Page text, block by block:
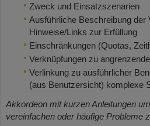
Zweck und Einsatzszenarien
Ausführliche Beschreibung der
Hinweise/Links zur Erfüllung
Einschränkungen (Quotas,
Verknüpfungen zu
Verlinkung zu ausführlicher
(aus Benutzersicht) komplexe
Akkordeon mit kurzen Anleitungen
vereinfachen oder häufige Probleme